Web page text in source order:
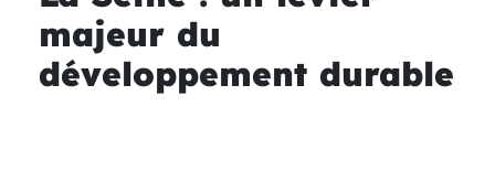
majeur du
développement durable